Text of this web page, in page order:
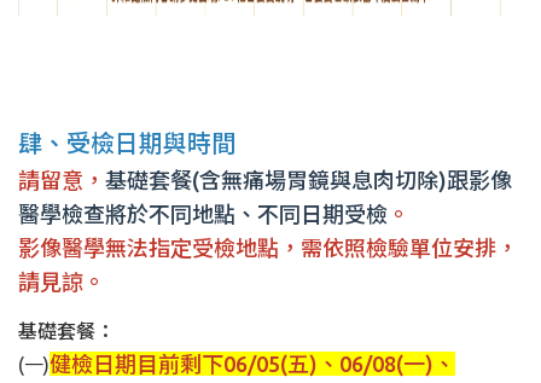
肆、受檢日期與時間
請留意， 基礎套餐(含無痛場胃鏡與息肉切除)跟影像
醫學檢查將於不同地點、不同日期受檢 。
影像醫學無法指定受檢地點，需依照檢驗單位安排，
請見諒。
基礎套餐：
(一)健檢日期目前剩下06/05(五)、06/08(一)、